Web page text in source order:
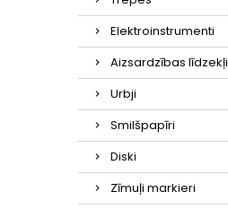
Elektroinstrumenti
Aizsardzības līdzekļi
Urbji
Smilšpapīri
Diski
Zīmuļi markieri